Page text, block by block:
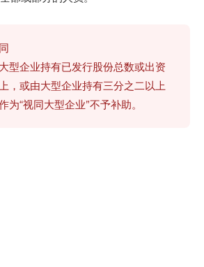
型企业持有已发行股份总数或出资
，或由大型企业持有三分之二以上
为“视同大型企业”不予补助。